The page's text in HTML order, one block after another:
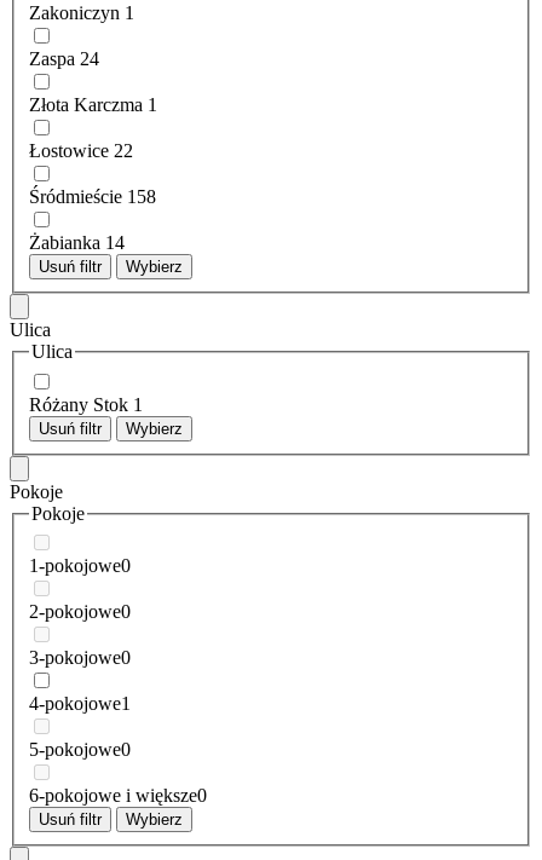
Zakoniczyn 1
Zaspa 24
Złota Karczma 1
Łostowice 22
Śródmieście 158
Żabianka 14
Usuń filtr Wybierz
Ulica
Ulica
Różany Stok 1
Usuń filtr Wybierz
Pokoje
Pokoje
1-pokojowe0
2-pokojowe0
3-pokojowe0
4-pokojowe1
5-pokojowe0
6-pokojowe i większe0
Usuń filtr Wybierz